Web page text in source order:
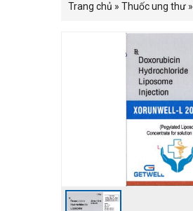
Trang chủ » Thuốc ung thư »